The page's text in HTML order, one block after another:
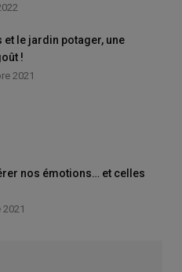
et le jardin potager, une
!
2021
nos émotions… et celles